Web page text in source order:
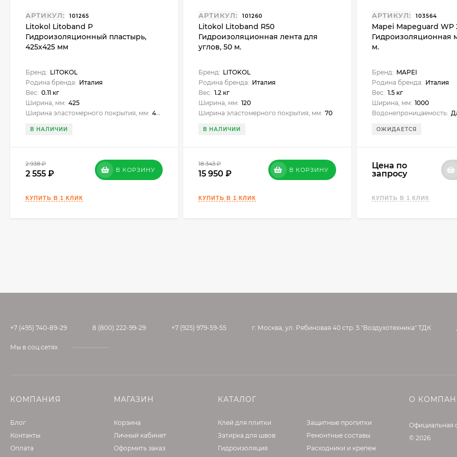
АРТИКУЛ: 101265
Litokol Litoband Р
Гидроизоляционный пластырь,
425х425 мм
Бренд: LITOKOL
Родина бренда: Италия
Вес: 0.11 кг
Ширина, мм: 425
Ширина эластомерного покрытия, мм: 425х425
В НАЛИЧИИ
2 938
2 555 В КОРЗИНУ
АРТИКУЛ: 101260
Litokol Litoband R50
Гидроизоляционная лента для
углов, 50 м.
Бренд: LITOKOL
Родина бренда: Италия
Вес: 1.2 кг
Ширина, мм: 120
Ширина эластомерного покрытия, мм: 70
В НАЛИЧИИ
18 343 ₽
15 950 В КОРЗИНУ
АРТИКУЛ: 103564
Mapei Mapeguard WP
Гидроизоляционная
м.
Бренд: MAPEI
Родина бренда: Италия
Вес: 1.5 кг
Ширина, мм: 1000
Водонепроницаемость:
ОЖИДАЕТСЯ
Цена по
запросу
+7 (495) 740-89-29 8 (800) 222-99-29 +7 (925) 979-59-55 г. Москва, ул. Рябиновая 40 стр. 5 "Воздухотехника" ТДК
Мы в соц.сетях
КОМПАНИЯ
Блог
Контакты
Оплата
МАГАЗИН
Корзина
Личный кабинет
Оформить заказ
КАТАЛОГ
Клей для плитки
Затирка для швов
Гидроизоляция
Защитные пропитки
Ремонтные составы
Расходники и крепеж
О
Официальная
© 2026